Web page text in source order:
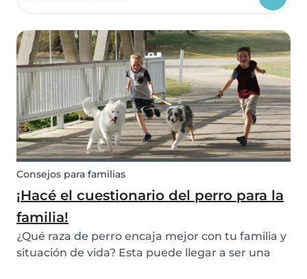
Consejos para familias
¡Hacé el cuestionario del perro para la
familia!
¿Qué raza de perro encaja mejor con tu familia y
situación de vida? Esta puede llegar a ser una